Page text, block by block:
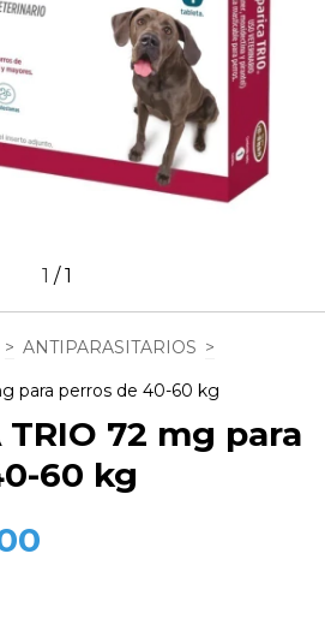
1 /1
> ANTIPARASITARIOS >
para perros de 40-60 kg
TRIO 72 mg para
60 kg